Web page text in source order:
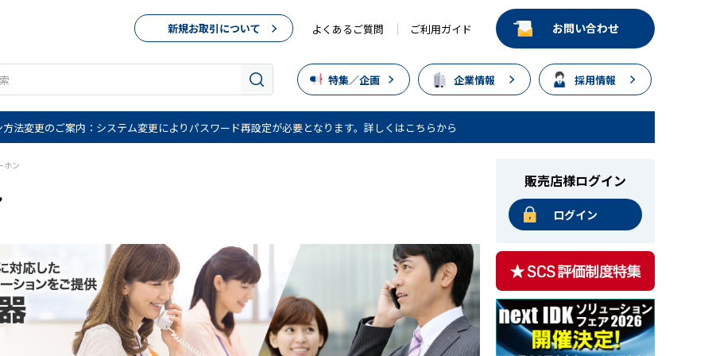
新規お取引について よくあるご質問 ご利用ガイド お問い合わせ
特集／企画 企業情報 採用情報
法変更のご案内：システム変更によりパスワード再設定が必要となります。詳しくはこちらから
ホン
販売店様ログイン
ログイン